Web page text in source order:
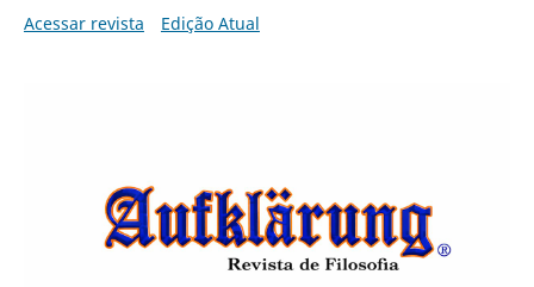
Acessar revista
Edição Atual